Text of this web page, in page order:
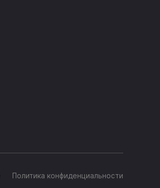
Политика конфиденциальности